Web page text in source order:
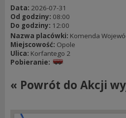
Klauzule informacyjne
Data: 2026-07-31
Od godziny: 08:00
Do godziny: 12:00
Nazwa placówki: Komenda
Miejscowość: Opole
Ulica: Korfantego 2
Pobieranie:
« Powrót do Akcji